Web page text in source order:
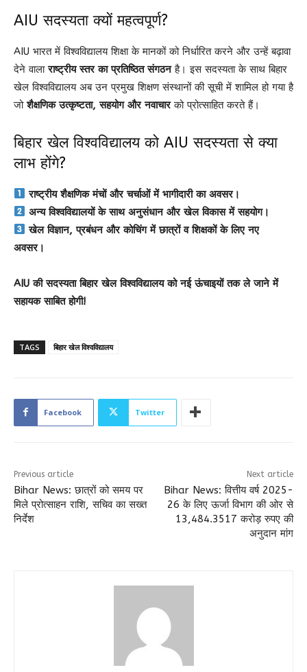
AIU सदस्यता क्यों महत्वपूर्ण?
AIU भारत में विश्वविद्यालय शिक्षा के मानकों को निर्धारित करने और उन्हें बढ़ावा
देने वालाराष्ट्रीय स्तर का प्रतिष्ठित संगठनहै। इस सदस्यता के साथ बिहार
खेल विश्वविद्यालय अब उन प्रमुख शिक्षण संस्थानों की सूची में शामिल हो गया है
जोशैक्षणिक उत्कृष्टता, सहयोग और नवाचारको प्रोत्साहित करते हैं।
बिहार खेल विश्वविद्यालय को AIU सदस्यता से क्या
लाभ होंगे?
राष्ट्रीय शैक्षणिक मंचों और चर्चाओं में भागीदारी का अवसर।
अन्य विश्वविद्यालयों के साथ अनुसंधान और खेल विकास में सहयोग।
खेल विज्ञान, प्रबंधन और कोचिंग में छात्रों व शिक्षकों के लिए नए
अवसर।
AIU की सदस्यता बिहार खेल विश्वविद्यालय को नई ऊंचाइयों तक ले जाने में
सहायक साबित होगी!
TAGS बिहार खेल विश्वविद्यालय
Facebook Twitter
Previous article
Bihar News: छात्रों को समय पर
मिले प्रोत्साहन राशि, सचिव का सख्त
निर्देश
Next article
Bihar News: वित्तीय वर्ष 2025-
26 के लिए ऊर्जा विभाग की ओर से
13,484.3517 करोड़ रुपए की
अनुदान मांग